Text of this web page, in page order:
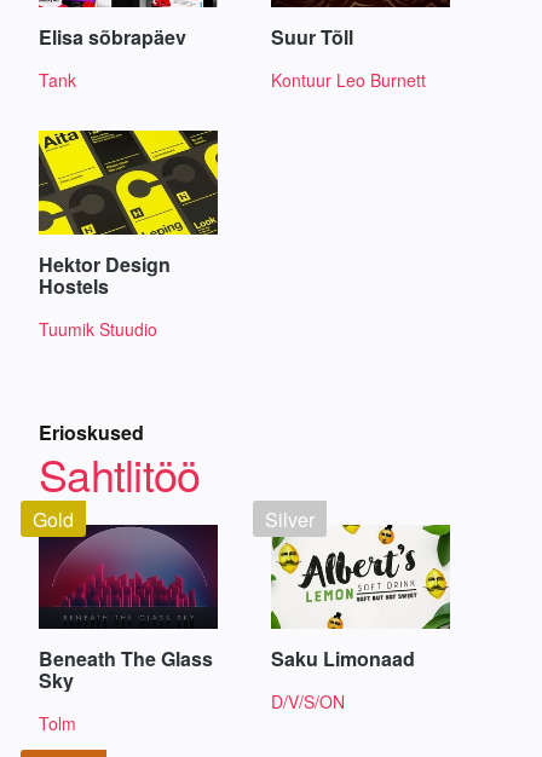
Elisa sõbrapäev
Tank
Suur Tõll
Kontuur Leo Burnett
Hektor Design
Hostels
Tuumik Stuudio
Erioskused
Sahtlitöö
Beneath The Glass
Sky
Tolm
Gold
Saku Limonaad
D/V/S/ON
Silver